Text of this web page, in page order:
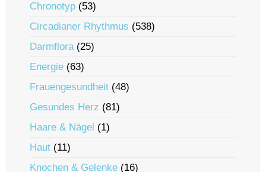
Chronotyp (53)
Circadianer Rhythmus (538)
Darmflora(25)
Energie (63)
Frauengesundheit (48)
Gesundes Herz (81)
Haare & Nägel (1)
Haut (11)
Knochen & Gelenke (16)